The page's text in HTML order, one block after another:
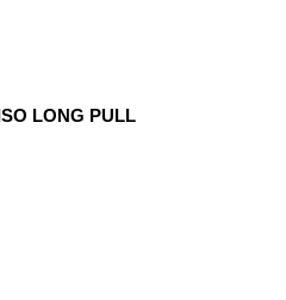
LONG PULL